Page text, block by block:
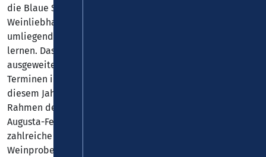
die Blaue Stunde und Wein on the Water bieten
Weinliebhaber*innen die Möglichkeit, Koblenz und die
umliegenden Weinregionen besser kennen und lieben zu
lernen. Das beliebte Format Vinothek on Tour wird
ausgeweitet und bringt die Festivalweine an sieben
Terminen in Koblenzer Stadtteile. Erstmals finden in
diesem Jahr auch die Kulturtage Ehrenbreitstein im
Rahmen des Weinfestivals statt. Das traditionsreiche
Augusta-Fest wird auf zwei Tage ausgedehnt und um
zahlreiche Attraktionen erweitert. Regelmäßige
Weinproben in der Tourist Information ergänzen das